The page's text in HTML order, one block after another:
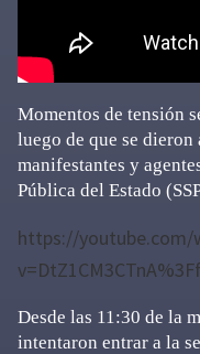
Momentos de tensión
luego de que se
manifestantes y
Pública del Estado
https://youtube.com/
Desde las 11:30 de la
intentaron entrar a la